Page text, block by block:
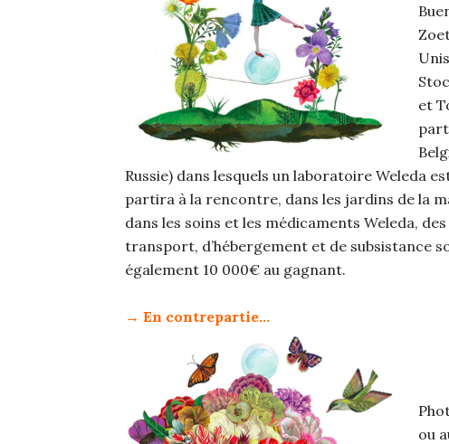
et
Russie) dans lesquels un laboratoire Weleda
partira à la rencontre, dans les jardins de la
dans les soins et les médicaments Weleda,
transport, d’hébergement et de subsistance
également 10 000€ au gagnant.
→ En contrepartie…
ou